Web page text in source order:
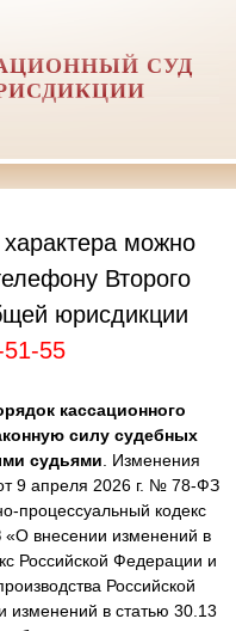
СУД
можно
Второго
юрисдикции
55
кассационного
силу судебных
судьями . Изменения
9 апреля 2026 г. № 78-ФЗ
процессуальный кодекс
внесении изменений в
Российской Федерации и
Российской
в статью 30.13